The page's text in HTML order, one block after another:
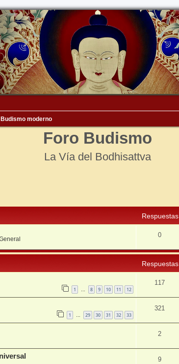
Budismo moderno
Foro Budismo
La Vía del Bodhisattva
Respuestas
0
Respuestas
1 … 8 9 10 11 12
117
1 … 29 30 31 32 33
321
2
9